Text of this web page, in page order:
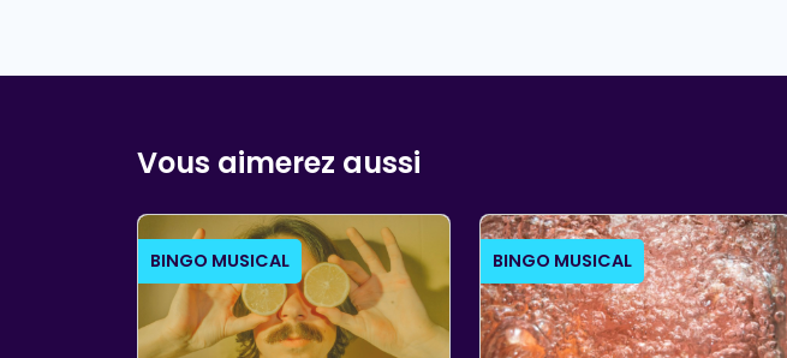
Vous aimerez aussi
BINGO MUSICAL BINGO MUSICAL